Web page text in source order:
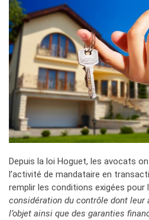
Depuis la loi Hoguet, les avocats
l’activité de mandataire en
remplir les conditions exigées pour
considération du contrôle dont
l’objet ainsi que des garanties